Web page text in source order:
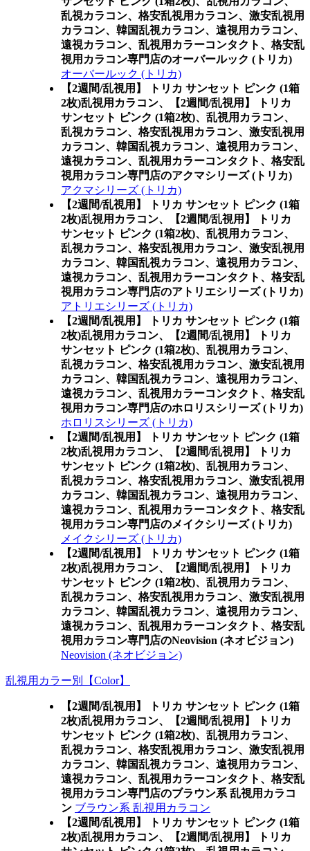
乱視カラコン、格安乱視用カラコン、激安乱視用
カラコン、韓国乱視カラコン、遠視用カラコン、
遠視カラコン、乱視用カラーコンタクト、格安乱
視用カラコン専門店のオーバールック (トリカ)
オーバールック (トリカ)
【2週間/乱視用】 トリカ サンセット ピンク (1箱
2枚)乱視用カラコン、
【2週間/乱視用】 トリカ
サンセット ピンク (1箱2枚)、乱視用カラコン、
乱視カラコン、格安乱視用カラコン、激安乱視用
カラコン、韓国乱視カラコン、遠視用カラコン、
遠視カラコン、乱視用カラーコンタクト、格安乱
視用カラコン専門店のアクマシリーズ (トリカ)
アクマシリーズ (トリカ)
【2週間/乱視用】 トリカ サンセット ピンク (1箱
2枚)乱視用カラコン、
【2週間/乱視用】 トリカ
サンセット ピンク (1箱2枚)、乱視用カラコン、
乱視カラコン、格安乱視用カラコン、激安乱視用
カラコン、韓国乱視カラコン、遠視用カラコン、
遠視カラコン、乱視用カラーコンタクト、格安乱
視用カラコン専門店のアトリエシリーズ (トリカ)
アトリエシリーズ (トリカ)
【2週間/乱視用】 トリカ サンセット ピンク (1箱
2枚)乱視用カラコン、
【2週間/乱視用】 トリカ
サンセット ピンク (1箱2枚)、乱視用カラコン、
乱視カラコン、格安乱視用カラコン、激安乱視用
カラコン、韓国乱視カラコン、遠視用カラコン、
遠視カラコン、乱視用カラーコンタクト、格安乱
視用カラコン専門店のホロリスシリーズ (トリカ)
ホロリスシリーズ (トリカ)
【2週間/乱視用】 トリカ サンセット ピンク (1箱
2枚)乱視用カラコン、
【2週間/乱視用】 トリカ
サンセット ピンク (1箱2枚)、乱視用カラコン、
乱視カラコン、格安乱視用カラコン、激安乱視用
カラコン、韓国乱視カラコン、遠視用カラコン、
遠視カラコン、乱視用カラーコンタクト、格安乱
視用カラコン専門店のメイクシリーズ (トリカ)
メイクシリーズ (トリカ)
【2週間/乱視用】 トリカ サンセット ピンク (1箱
2枚)乱視用カラコン、
【2週間/乱視用】 トリカ
サンセット ピンク (1箱2枚)、乱視用カラコン、
乱視カラコン、格安乱視用カラコン、激安乱視用
カラコン、韓国乱視カラコン、遠視用カラコン、
遠視カラコン、乱視用カラーコンタクト、格安乱
視用カラコン専門店のNeovision (ネオビジョン)
Neovision (ネオビジョン)
乱視用カラー別【Color】
【2週間/乱視用】 トリカ サンセット ピンク (1箱
2枚)乱視用カラコン、
【2週間/乱視用】 トリカ
サンセット ピンク (1箱2枚)、乱視用カラコン、
乱視カラコン、格安乱視用カラコン、激安乱視用
カラコン、韓国乱視カラコン、遠視用カラコン、
遠視カラコン、乱視用カラーコンタクト、格安乱
視用カラコン専門店のブラウン系 乱視用カラコ
ン ブラウン系 乱視用カラコン
【2週間/乱視用】 トリカ サンセット ピンク (1箱
2枚)乱視用カラコン、
【2週間/乱視用】 トリカ